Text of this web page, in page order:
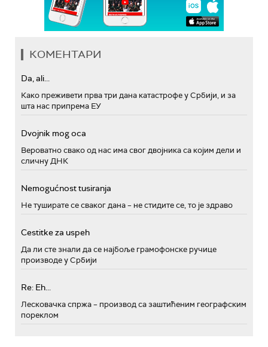
КОМЕНТАРИ
Da, ali...
Како преживети прва три дана катастрофе у Србији, и за
шта нас припрема ЕУ
Dvojnik mog oca
Вероватно свако од нас има свог двојника са којим дели и
сличну ДНК
Nemogućnost tusiranja
Не туширате се сваког дана – не стидите се, то је здраво
Cestitke za uspeh
Да ли сте знали да се најбоље грамофонске ручице
производе у Србији
Re: Eh...
Лесковачка спржа – производ са заштићеним географским
пореклом